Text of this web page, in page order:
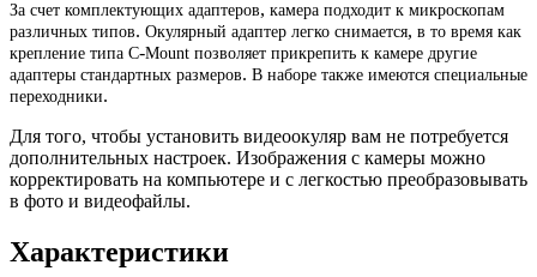
За счет комплектующих адаптеров, камера подходит к микроскопам
различных типов. Окулярный адаптер легко снимается, в то время как
крепление типа C-Mount позволяет прикрепить к камере другие
адаптеры стандартных размеров. В наборе также имеются специальные
переходники.
Для того, чтобы установить видеоокуляр вам не потребуется
дополнительных настроек. Изображения с камеры можно
корректировать на компьютере и с легкостью преобразовывать
в фото и видеофайлы.
Характеристики